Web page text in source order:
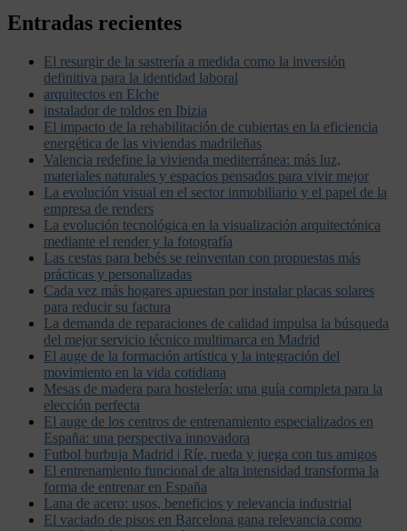
Entradas recientes
El resurgir de la sastrería a medida como la inversión
definitiva para la identidad laboral
arquitectos en Elche
instalador de toldos en Ibizia
El impacto de la rehabilitación de cubiertas en la eficiencia
energética de las viviendas madrileñas
Valencia redefine la vivienda mediterránea: más luz,
materiales naturales y espacios pensados para vivir mejor
La evolución visual en el sector inmobiliario y el papel de la
empresa de renders
La evolución tecnológica en la visualización arquitectónica
mediante el render y la fotografía
Las cestas para bebés se reinventan con propuestas más
prácticas y personalizadas
Cada vez más hogares apuestan por instalar placas solares
para reducir su factura
La demanda de reparaciones de calidad impulsa la búsqueda
del mejor servicio técnico multimarca en Madrid
El auge de la formación artística y la integración del
movimiento en la vida cotidiana
Mesas de madera para hostelería: una guía completa para la
elección perfecta
El auge de los centros de entrenamiento especializados en
España: una perspectiva innovadora
Futbol burbuja Madrid | Ríe, rueda y juega con tus amigos
El entrenamiento funcional de alta intensidad transforma la
forma de entrenar en España
Lana de acero: usos, beneficios y relevancia industrial
El vaciado de pisos en Barcelona gana relevancia como